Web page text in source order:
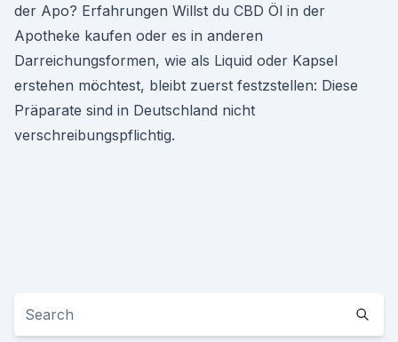
der Apo? Erfahrungen Willst du CBD Öl in der
Apotheke kaufen oder es in anderen
Darreichungsformen, wie als Liquid oder Kapsel
erstehen möchtest, bleibt zuerst festzstellen: Diese
Präparate sind in Deutschland nicht
verschreibungspflichtig.